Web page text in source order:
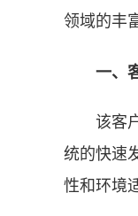
领域的丰
一、客
该客户
统的快速
性和环境